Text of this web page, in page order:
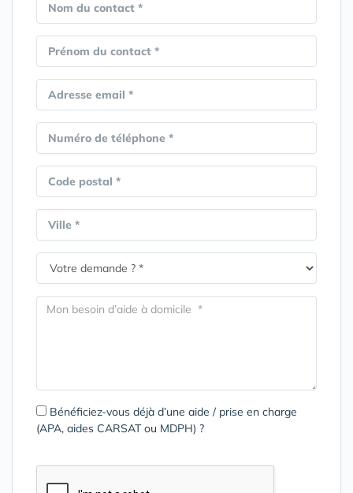
Nom du contact *
Prénom du contact *
Adresse email *
Numéro de téléphone *
Code postal *
Ville *
Bénéficiez-vous déjà d’une aide / prise en charge
(APA, aides CARSAT ou MDPH) ?